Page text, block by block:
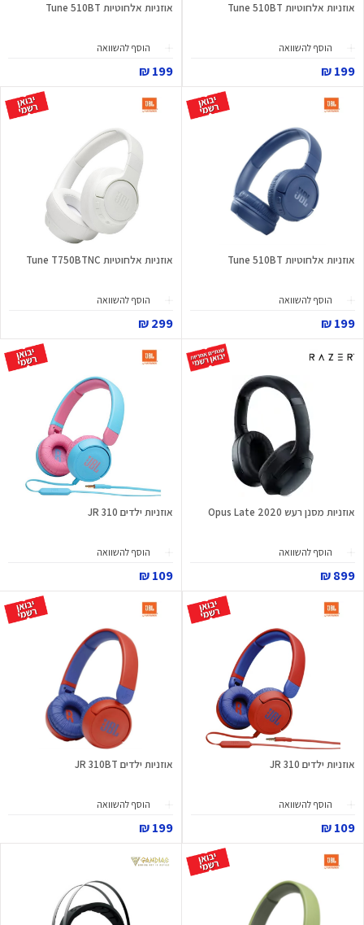
אוזניות אלחוטיות Tune 510BT
הוסף להשוואה
199 ₪
אוזניות אלחוטיות Tune 510BT
הוסף להשוואה
199 ₪
אוזניות אלחוטיות Tune 510BT
הוסף להשוואה
199 ₪
אוזניות אלחוטיות Tune T750BTNC
הוסף להשוואה
299 ₪
אוזניות מסנן רעש Opus Late 2020
הוסף להשוואה
899 ₪
אוזניות ילדים JR 310
הוסף להשוואה
109 ₪
אוזניות ילדים JR 310
הוסף להשוואה
109 ₪
אוזניות ילדים JR 310BT
הוסף להשוואה
199 ₪